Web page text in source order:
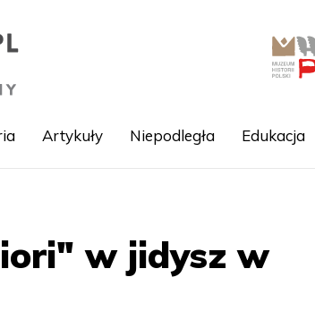
Artykuły Niepodległa Edukacja
w jidysz w